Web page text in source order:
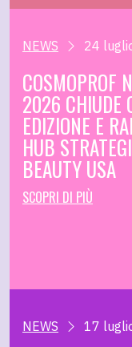
NEWS 24
COSMOPROF
2026 CHIUDE
EDIZIONE E
HUB
BEAUTY USA
SCOPRI DI PIÙ
NEWS 17